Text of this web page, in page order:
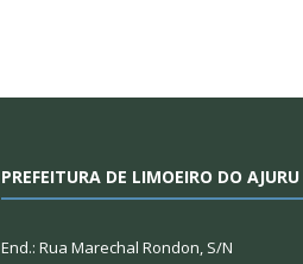
PREFEITURA DE LIMOEIRO DO AJURU
End.: Rua Marechal Rondon, S/N